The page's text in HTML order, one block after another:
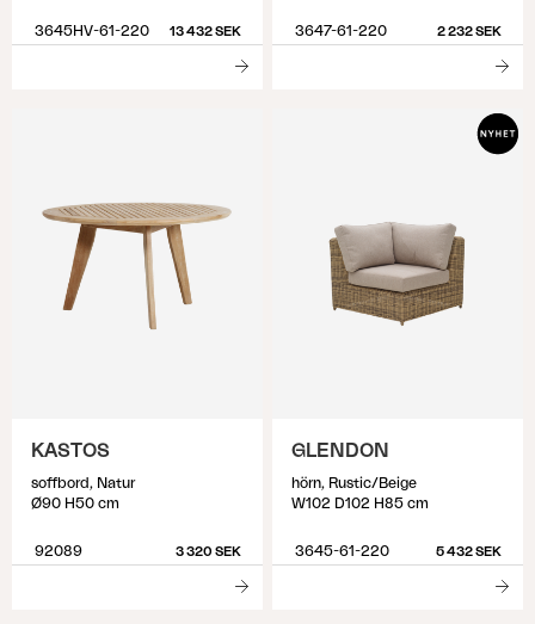
3645HV-61-220 13 432 SEK 3647-61-220 2 232 SEK
KASTOS
soffbord, Natur
Ø90 H50 cm
92089 3 320 SEK
GLENDON
hörn, Rustic/Beige
W102 D102 H85 cm
3645-61-220 5 432 SEK